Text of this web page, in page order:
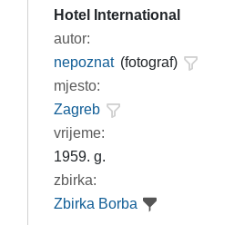
Hotel International
autor:
nepoznat (fotograf)
mjesto:
Zagreb
vrijeme:
1959. g.
zbirka:
Zbirka Borba